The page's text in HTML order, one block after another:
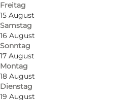
Freitag
15 August
Samstag
16 August
Sonntag
17 August
Montag
18 August
Dienstag
19 August
3400 Hillerød